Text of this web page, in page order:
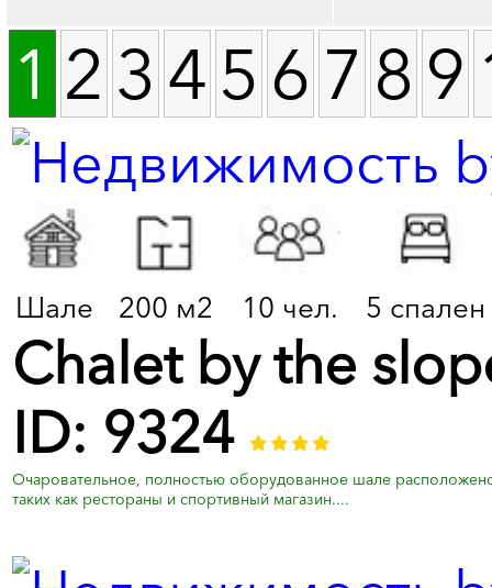
1 2 3 45 6 7 8 9
Шале 200 м2 10 чел. 5 спален
Chalet by the
ID: 9324
Очаровательное, полностью оборудованное шале
таких как рестораны и спортивный магазин....